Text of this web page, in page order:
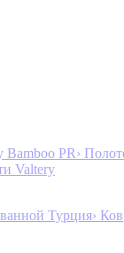
Bamboo PR›
Valtery
Турция›